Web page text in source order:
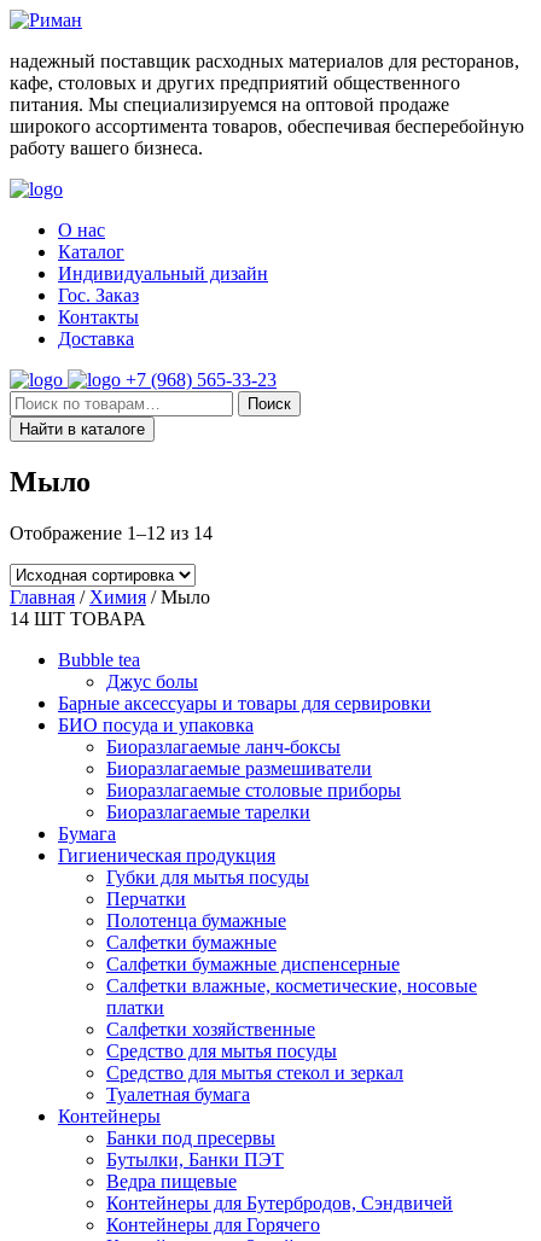
Skip
content
надежный поставщик расходных материалов для ресторанов,
кафе, столовых и других предприятий общественного
питания. Мы специализируемся на оптовой продаже
широкого ассортимента товаров, обеспечивая бесперебойную
работу вашего бизнеса.
О нас
Каталог
Индивидуальный дизайн
Гос. Заказ
Контакты
Доставка
+7 (968) 565-33-23
Искать:
Поиск
Найти в каталоге
Мыло
Отображение 1–12 из 14
Главная / Химия / Мыло
14 ШТ ТОВАРА
Bubble tea
Джус болы
Барные аксессуары и товары для сервировки
БИО посуда и упаковка
Биоразлагаемые ланч-боксы
Биоразлагаемые размешиватели
Биоразлагаемые столовые приборы
Биоразлагаемые тарелки
Бумага
Гигиеническая продукция
Губки для мытья посуды
Перчатки
Полотенца бумажные
Салфетки бумажные
Салфетки бумажные диспенсерные
Салфетки влажные, косметические, носовые
платки
Салфетки хозяйственные
Средство для мытья посуды
Средство для мытья стекол и зеркал
Туалетная бумага
Контейнеры
Банки под пресервы
Бутылки, Банки ПЭТ
Ведра пищевые
Контейнеры для Бутербродов, Сэндвичей
Контейнеры для Горячего